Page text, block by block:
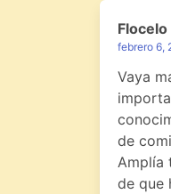
febrero 6,
Vaya
de
Amplía
de que